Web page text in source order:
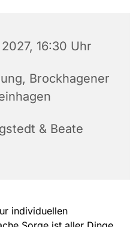
16:30 Uhr
Brockhagener
& Beate
individuellen